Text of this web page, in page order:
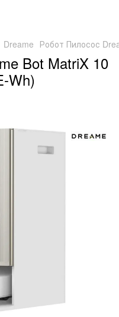
Dreame Робот Пилосос
Bot MatriX 10
Wh)